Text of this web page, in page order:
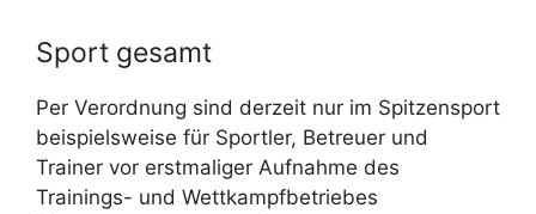
Sport gesamt
Per Verordnung sind derzeit nur im Spitzensport
beispielsweise für Sportler, Betreuer und
Trainer vor erstmaliger Aufnahme des
Trainings- und Wettkampfbetriebes